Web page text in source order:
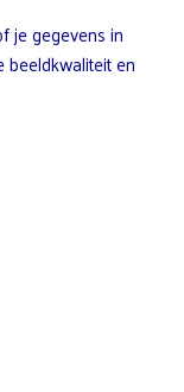
je gegevens in
beeldkwaliteit en